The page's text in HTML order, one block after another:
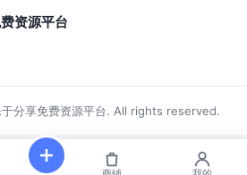
资源平台
分享免费资源平台. All rights reserved.